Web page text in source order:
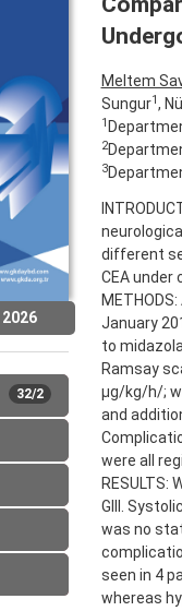
2026
32/2
Meltem
Sungur1,
1
2
3
different
CEA under
January
to
Ramsay
μg/kg/h/;
and
were all
RESULTS:
GIII.
was no
seen in 4
whereas